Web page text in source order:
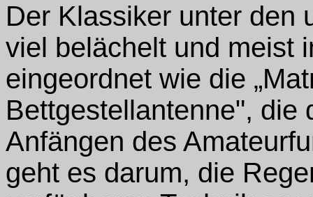
Der Klassiker unter den
viel belächelt und meist
eingeordnet wie die
Bettgestellantenne", die
Anfängen des
geht es darum, die